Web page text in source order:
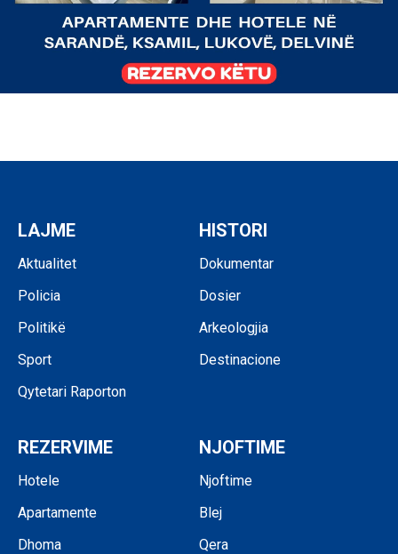
LAJME
Aktualitet
Policia
Politikë
Sport
Qytetari Raporton
HISTORI
Dokumentar
Dosier
Arkeologjia
Destinacione
REZERVIME
Hotele
Apartamente
Dhoma
NJOFTIME
Njoftime
Blej
Qera